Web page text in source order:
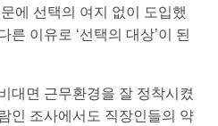
에 선택의 여지 없이 도입했
른 이유로 ‘선택의 대상’이 된
대면 근무환경을 잘 정착시켰
인 조사에서도 직장인들의 약